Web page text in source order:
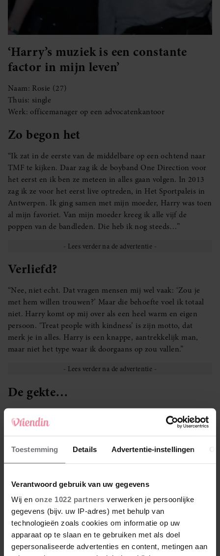
Toestemming Details Advertentie-instellingen
Verantwoord gebruik van uw gegevens
Wij en onze 1022 partners verwerken je persoonlijke
gegevens (bijv. uw IP-adres) met behulp van
technologieën zoals cookies om informatie op uw
apparaat op te slaan en te gebruiken met als doel
gepersonaliseerde advertenties en content, metingen aan
‘Harry’s muziek is een constante
factor in mijn leven’
Naam: Rosie (27)
Thuis: single
Werk: officemanager op een advocatenkantoor
Zo begon het
“Ik zat in de eerste van de middelbare op een ochtend naar
TMF te kijken. Daar zag ik de boyband One Direction voor
het eerst en ik ben ze meteen in alles gaan volgen. In 2013
zag ik ze voor het eerst live optreden, in Het Sportpaleis in
Antwerpen. Ik ging samen met mijn moeder, Harry was toen
al mijn favoriet. Van mijn moeder kreeg ik alle vijf de
poppen van de bandleden. Die heb ik nog steeds…”
Verliefd?
“Nee, niet echt. Dat vragen mensen mij wel vaak: ‘Zou je
met hem willen trouwen?’ Maar die behoefte voel ik totaal
niet. Harry komt op mij over als een heel warm en eigen
persoon. ‘Treat people with kindness’ is zijn motto, dat
merk je in alles. Harry is een knappe, aantrekkelijk man,
maar niet het type waar ik doorgaans op zou vallen.”
De gekte…
“… is bij Harry Styles-concerten anders dan destijds bij One
Direction. Daar werd heel puberaal gegild, echt op het
volume dat je oordoppen in moest doen. Bij de concerten
van Harry hangt meer een warme en fijne sfeer. Iedereen
zingt mee. Mijn mooiste herinnering was toch een concert
waren, stonden we helemaal vooraan. Dat was zo’n
bijzondere en intense belevenis.”
Concerten